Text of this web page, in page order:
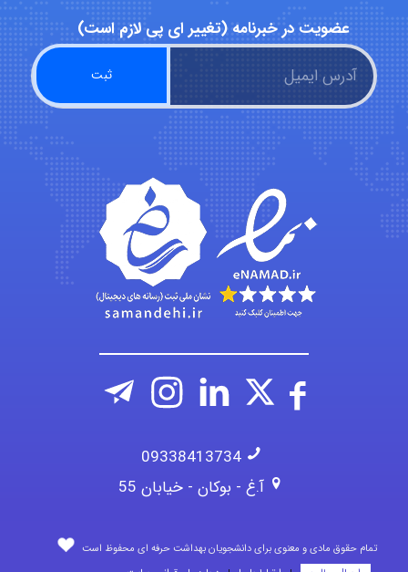
aghajari vahid
Poubakhtiari
Alirez0990
عضویت در خبرنامه (تغییر ای پی لازم است)
09338413734
آ.غ - بوکان - خیابان 55
تمام حقوق مادی و معنوی برای دانشجویان بهداشت حرفه ای محفوظ است